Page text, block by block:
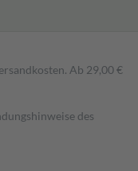
Ab 29,00 €
des